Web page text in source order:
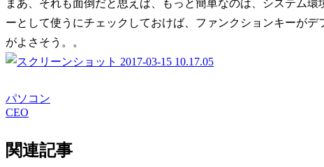
まあ、それも面倒だと思えば、もっと簡単なのは、システム
ーとして使うにチェックしておけば、ファンクションキーが
がよさそう。。
パソコン
CEO
関連記事